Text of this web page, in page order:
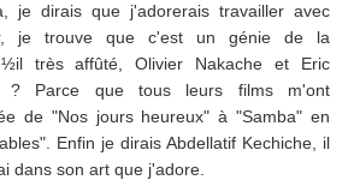
je dirais que j'adorerais travailler avec
je trouve que c'est un génie de la
très affûté, Olivier Nakache et Eric
? Parce que tous leurs films m'ont
de "Nos jours heureux" à "Samba" en
Enfin je dirais Abdellatif Kechiche, il
dans son art que j'adore.